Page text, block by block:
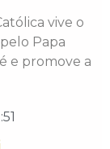
vive o
Papa
e promove a